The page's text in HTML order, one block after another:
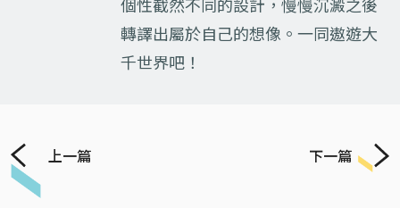
個性截然不同的設計，慢慢沉澱之後
轉譯出屬於自己的想像。一同遨遊大
千世界吧！
上一篇 下一篇